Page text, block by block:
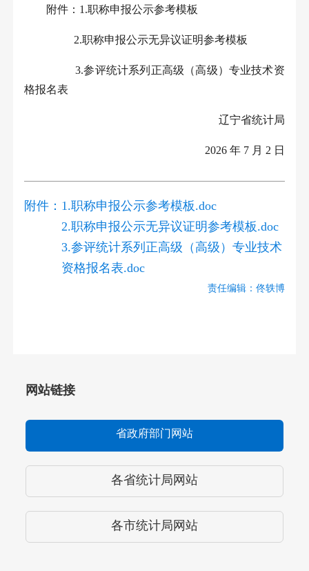
附件： 1.职称申报公示参考模板
2.职称申报公示无异议证明参考模板
3.参评统计系列正高级（高级）专业技术资
格报名表
辽宁省统计局
2026 年 7 月 2 日
附件： 1.职称申报公示参考模板.doc
2.职称申报公示无异议证明参考模板.doc
3.参评统计系列正高级（高级）专业技术
资格报名表.doc
责任编辑：佟轶博
网站链接
省政府部门网站
各省统计局网站
各市统计局网站